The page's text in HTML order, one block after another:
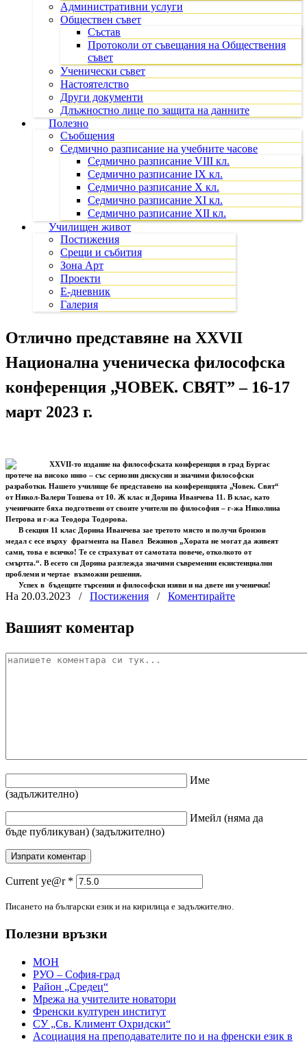
Административни услуги
Обществен съвет
Състав
Протоколи от съвещания на Обществения
съвет
Ученически съвет
Настоятелство
Други документи
Длъжностно лице по защита на данните
Полезно
Съобщения
Седмично разписание на учебните часове
Седмично разписание VIII кл.
Седмично разписание IX кл.
Седмично разписание X кл.
Седмично разписание XI кл.
Седмично разписание XII кл.
Училищен живот
Постижения
Срещи и събития
Зона Арт
Проекти
Е-дневник
Галерия
Отлично представяне на XXVII
Национална ученическа философска
конференция „ЧОВЕК. СВЯТ” – 16-17
март 2023 г.
XXVII-то издание на философската конференция в град Бургас
протече на високо ниво – със сериозни дискусии и значими философски
разработки. Нашето училище бе представено на конференцията „Човек. Свят“
от Никол-Валери Тошева от 10. Ж клас и Дорина Иванчева 11. В клас, като
ученичките бяха подготвени от своите учители по философия – г-жа Николина
Петрова и г-жа Теодора Тодорова.
В секция 11 клас Дорина Иванчева зае третото място и получи бронзов
медал с есе върху фрагмента на Павел Вежинов „Хората не могат да живеят
сами, това е всичко! Те се страхуват от самотата повече, отколкото от
смъртта.“. В есето си Дорина разглежда значими съвременни екзистенциални
проблеми и чертае възможни решения.
Успех в бъдещите търсения и философски изяви и на двете ни ученички!
На 20.03.2023 / Постижения / Коментирайте
Вашият коментар
Име
(задължително)
Имейл (няма да
бъде публикуван) (задължително)
Current ye@r *
Писането на български език и на кирилица е задължително.
Полезни връзки
МОН
РУО – София-град
Район „Средец“
Мрежа на учителите новатори
Френски културен институт
СУ „Св. Климент Охридски“
Асоциация на преподавателите по и на френски език в